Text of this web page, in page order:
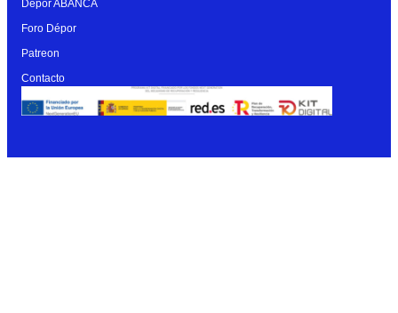
Dépor ABANCA
Foro Dépor
Patreon
Contacto